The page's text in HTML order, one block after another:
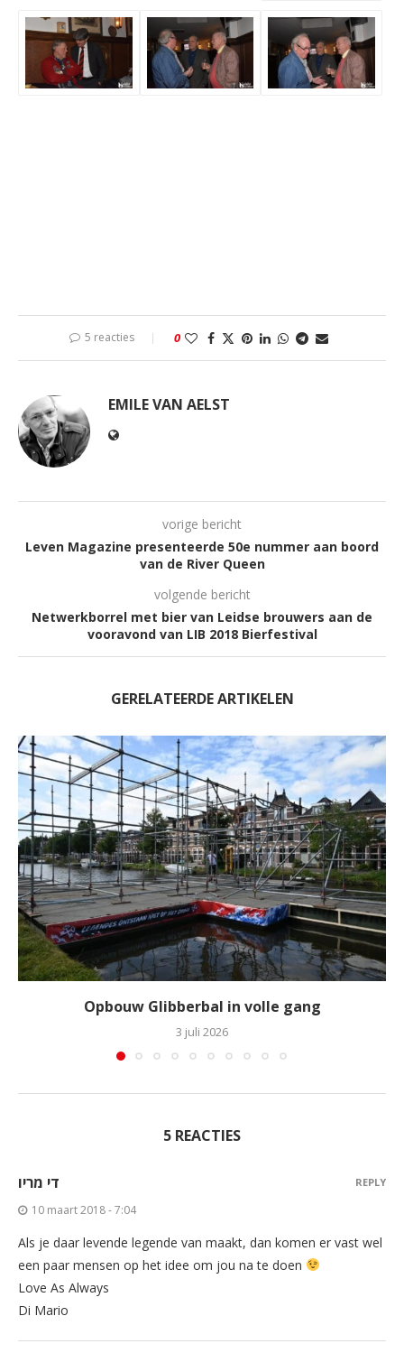
5 reacties 0
EMILE VAN AELST
vorige bericht
Leven Magazine presenteerde 50e nummer aan boord
van de River Queen
volgende bericht
Netwerkborrel met bier van Leidse brouwers aan de
vooravond van LIB 2018 Bierfestival
GERELATEERDE ARTIKELEN
Opbouw Glibberbal in volle gang
3 juli 2026
5 REACTIES
די מריו
10 maart 2018 - 7:04
Als je daar levende legende van maakt, dan komen er vast wel
een paar mensen op het idee om jou na te doen
Love As Always
Di Mario
REPLY